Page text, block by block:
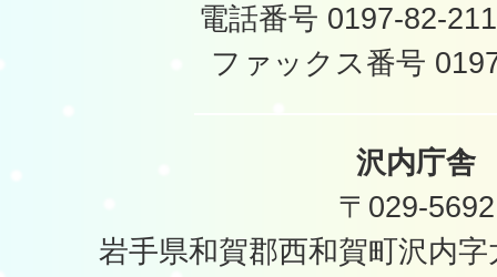
電話番号 0197-82-
ファックス番号
沢内庁舎
〒029-5692
岩手県和賀郡西和賀町沢内